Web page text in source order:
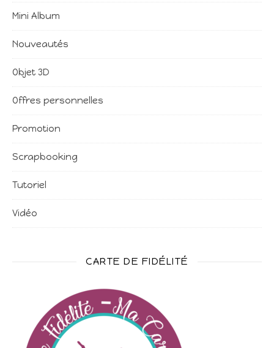
Mini Album
Nouveautés
Objet 3D
Offres personnelles
Promotion
Scrapbooking
Tutoriel
Vidéo
CARTE DE FIDÉLITÉ